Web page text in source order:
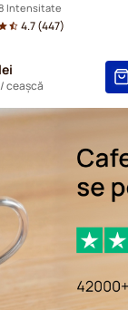
Intensitate
4.7(447)
/ ceașcă